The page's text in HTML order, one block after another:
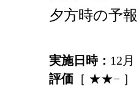
夕方時の予
実施日時： 12月
評価 ［ ★★− ］